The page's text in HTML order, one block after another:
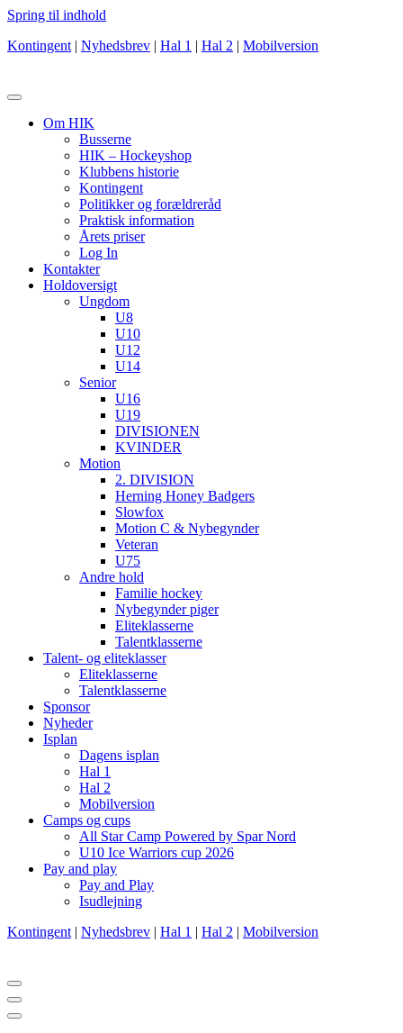
Spring til indhold
Kontingent | Nyhedsbrev | Hal 1 | Hal 2 | Mobilversion
Om HIK
Busserne
HIK – Hockeyshop
Klubbens historie
Kontingent
Politikker og forældreråd
Praktisk information
Årets priser
Log In
Kontakter
Holdoversigt
Ungdom
U8
U10
U12
U14
Senior
U16
U19
DIVISIONEN
KVINDER
Motion
2. DIVISION
Herning Honey Badgers
Slowfox
Motion C & Nybegynder
Veteran
U75
Andre hold
Familie hockey
Nybegynder piger
Eliteklasserne
Talentklasserne
Talent- og eliteklasser
Eliteklasserne
Talentklasserne
Sponsor
Nyheder
Isplan
Dagens isplan
Hal 1
Hal 2
Mobilversion
Camps og cups
All Star Camp Powered by Spar Nord
U10 Ice Warriors cup 2026
Pay and play
Pay and Play
Isudlejning
Kontingent | Nyhedsbrev | Hal 1 | Hal 2 | Mobilversion
Navigation
menu
Navigation
menu